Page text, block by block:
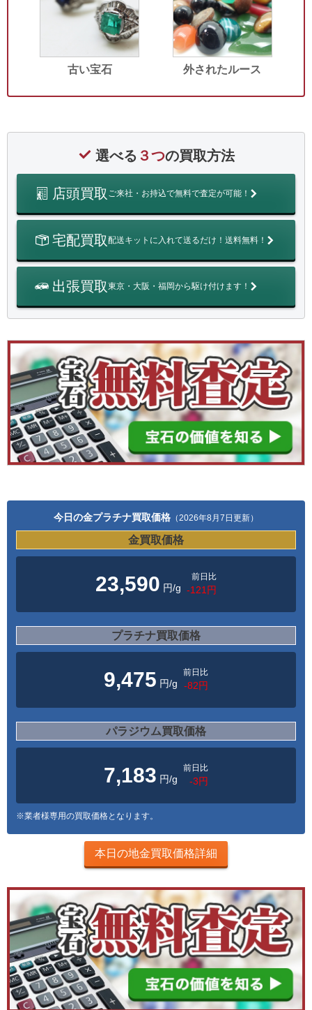
古い宝石 外されたルース
選べる ３つの買取方法
店頭買取 ご来社・お持込で無料で査定が可能！
宅配買取配送キットに入れて送るだけ！送料無料！
出張買取東京・大阪・福岡から駆け付けます！
今日の金プラチナ買取価格 （2026年8月7日更新）
金買取価格
23,590 円/g
前日比
-121円
プラチナ買取価格
9,475 円/g
前日比
-82円
パラジウム買取価格
7,183 円/g
前日比
-3円
※業者様専用の買取価格となります。
本日の地金買取価格詳細